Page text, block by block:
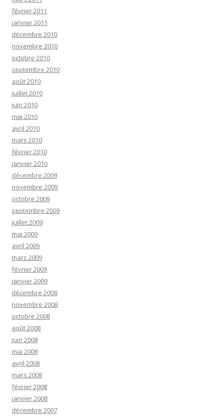
février 2011
janvier 2011
décembre 2010
novembre 2010
octobre 2010
septembre 2010
août 2010
juillet 2010
juin 2010
mai 2010
avril 2010
mars 2010
février 2010
janvier 2010
décembre 2009
novembre 2009
octobre 2009
septembre 2009
juillet 2009
mai 2009
avril 2009
mars 2009
février 2009
janvier 2009
décembre 2008
novembre 2008
octobre 2008
août 2008
juin 2008
mai 2008
avril 2008
mars 2008
février 2008
janvier 2008
décembre 2007